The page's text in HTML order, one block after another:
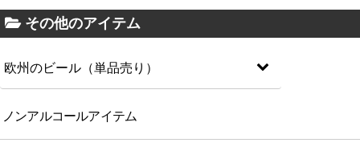
その他のアイテム
欧州のビール（単品売り）
ノンアルコールアイテム